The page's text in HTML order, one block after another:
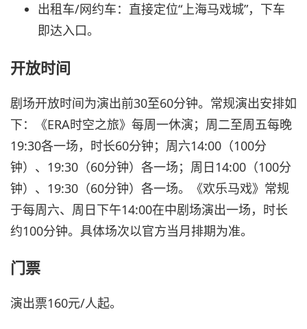
出租车/网约车：直接定位“上海马戏城”，下车
即达入口。
开放时间
剧场开放时间为演出前30至60分钟。常规演出安排如
下：《ERA时空之旅》每周一休演；周二至周五每晚
19:30各一场，时长60分钟；周六14:00（100分
钟）、19:30（60分钟）各一场；周日14:00（100分
钟）、19:30（60分钟）各一场。《欢乐马戏》常规
于每周六、周日下午14:00在中剧场演出一场，时长
约100分钟。具体场次以官方当月排期为准。
门票
演出票160元/人起。